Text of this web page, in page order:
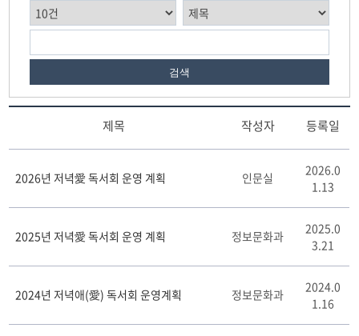
시니어
검색
녁
(愛)
시
스
테
제목 작성자 등록일
2026년 저녁愛 독서회 운영 계획 인문실
2026.0
1.13
2025년 저녁愛 독서회 운영 계획 정보문화과
2025.0
3.21
2024년 저녁애(愛) 독서회 운영계획 정보문화과
2024.0
1.16